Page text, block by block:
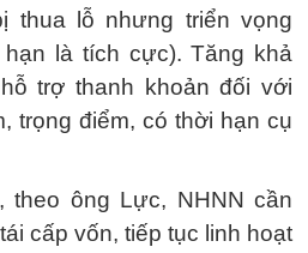
thua lỗ nhưng triển vọng
là tích cực). Tăng khả
trợ thanh khoản đối với
trọng điểm, có thời hạn cụ
theo ông Lực, NHNN cần
cấp vốn, tiếp tục linh hoạt